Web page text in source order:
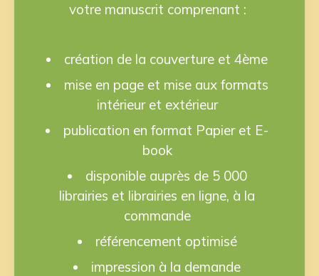
votre manuscrit comprenant :
création de la couverture et 4ème
mise en page et mise aux formats
intérieur et extérieur
publication en format Papier et E-
book
disponible auprès de 5 000
librairies et librairies en ligne, à la
commande
référencement optimisé
impression à la demande